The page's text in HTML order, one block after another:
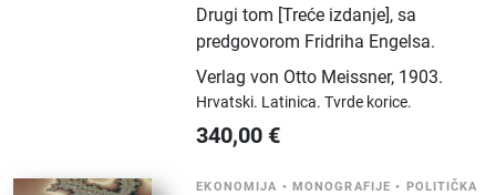
Drugi tom [Treće izdanje], sa
predgovorom Fridriha Engelsa.
Verlag von Otto Meissner, 1903.
Hrvatski. Latinica.Tvrde korice.
340,00 €
EKONOMIJA • MONOGRAFIJE • POLITIČKA